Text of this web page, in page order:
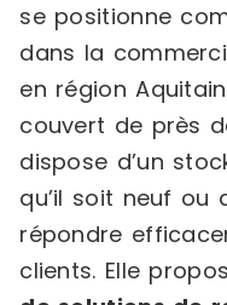
se positionne
dans la
en région
couvert de près
dispose d’un
qu’il soit neuf ou
répondre
clients. Elle